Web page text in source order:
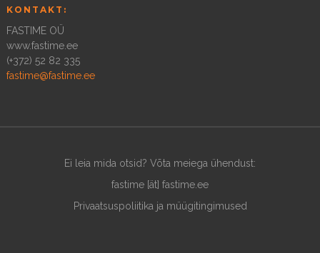
KONTAKT:
FASTIME OÜ
www.fastime.ee
(+372) 52 82 335
fastime@fastime.ee
Ei leia mida otsid? Võta meiega ühendust:
fastime [ät] fastime.ee
Privaatsuspoliitika ja müügitingimused